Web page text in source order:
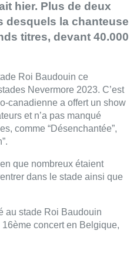
que nombreux étaient
dans le stade ainsi que
au stade Roi Baudouin
bras de la
brasserie